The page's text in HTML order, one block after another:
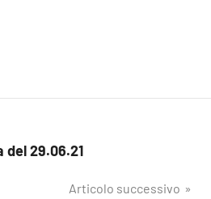
29.06.21
Articolo successivo